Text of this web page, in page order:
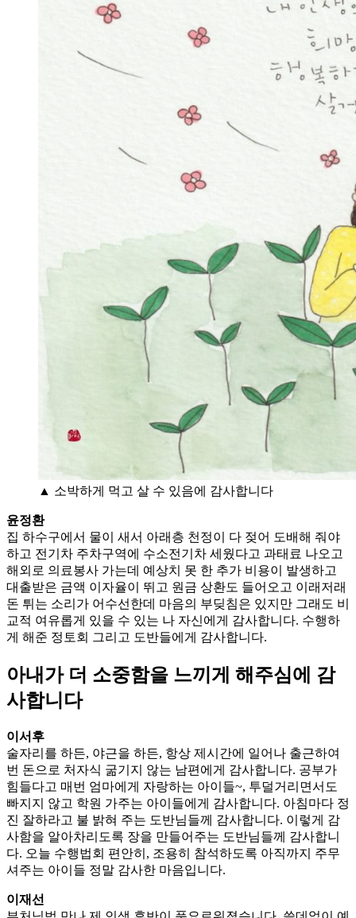
▲ 소박하게 먹고 살 수 있음에 감사합니다
윤정환
집 하수구에서 물이 새서 아래층 천정이 다 젖어 도배해 줘야
하고 전기차 주차구역에 수소전기차 세웠다고 과태료 나오고
해외로 의료봉사 가는데 예상치 못 한 추가 비용이 발생하고
대출받은 금액 이자율이 뛰고 원금 상환도 들어오고 이래저래
돈 튀는 소리가 어수선한데 마음의 부딪침은 있지만 그래도 비
교적 여유롭게 있을 수 있는 나 자신에게 감사합니다. 수행하
게 해준 정토회 그리고 도반들에게 감사합니다.
아내가 더 소중함을 느끼게 해주심에 감
사합니다
이서후
술자리를 하든, 야근을 하든, 항상 제시간에 일어나 출근하여
번 돈으로 처자식 굶기지 않는 남편에게 감사합니다. 공부가
힘들다고 매번 엄마에게 자랑하는 아이들~, 투덜거리면서도
빠지지 않고 학원 가주는 아이들에게 감사합니다. 아침마다 정
진 잘하라고 불 밝혀 주는 도반님들께 감사합니다. 이렇게 감
사함을 알아차리도록 장을 만들어주는 도반님들께 감사합니
다. 오늘 수행법회 편안히, 조용히 참석하도록 아직까지 주무
셔주는 아이들 정말 감사한 마음입니다.
이재선